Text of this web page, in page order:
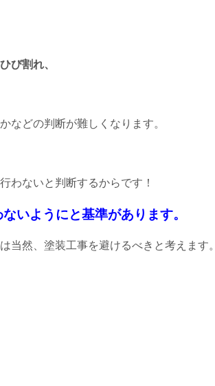
び割れ、
などの判断が難しくなります。
わないと判断するからです！
いようにと基準があります。
当然、塗装工事を避けるべきと考えます。